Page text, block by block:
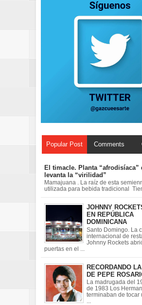
Popular Post Comments
El timacle. Planta “afrodisíaca”
levanta la “virilidad”
Mamajuana . La raíz de esta
utilizada para bebida tradicional
JOHNNY
EN REPÚBLICA
DOMINICANA
Santo Domingo. La
internacional de
Johnny Rockets
puertas en el ...
RECORDANDO
DE PEPE
La madrugada del
de 1983 Los
terminaban de tocar
...